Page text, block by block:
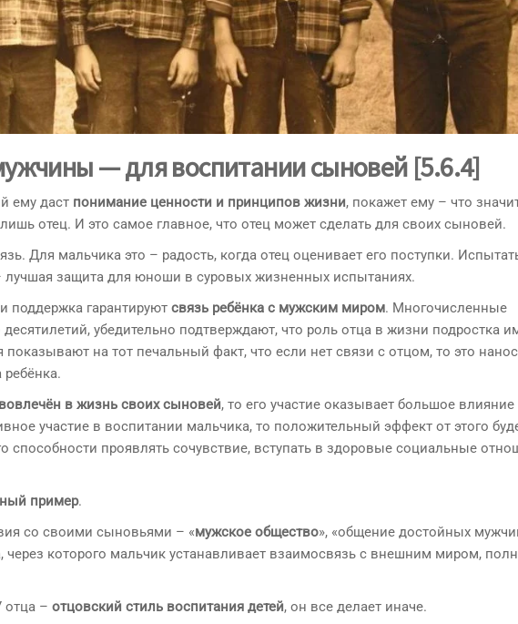
—для воспитании сыновей[5.6.4]
ему даст понимание ценности и принципов жизни, покажет ему – что
отец. И это самое главное, что отец может сделать для своих сыновей.
Для мальчика это – радость, когда отец оценивает его поступки.
лучшая защита для юноши в суровых жизненных испытаниях.
поддержка гарантируют связь ребёнка с мужским миром. Многочисленные
убедительно подтверждают, что роль отца в жизни подростка
на тот печальный факт, что если нет связи с отцом, то это
в жизнь своих сыновей, то его участие оказывает большое влияние
участие в воспитании мальчика, то положительный эффект от этого
способности проявлять сочувствие, вступать в здоровые социальные
пример.
со своими сыновьями – «мужское общество», «общение достойных
через которого мальчик устанавливает взаимосвязь с внешним миром,
отца – отцовский стиль воспитания детей, он все делает иначе.